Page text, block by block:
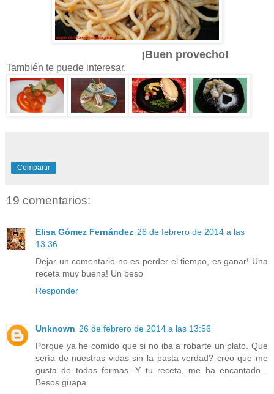
¡Buen provecho!
También te puede interesar.
Compartir
19 comentarios:
Elisa Gómez Fernández 26 de febrero de 2014 a las
13:36
Dejar un comentario no es perder el tiempo, es ganar! Una
receta muy buena! Un beso
Responder
Unknown 26 de febrero de 2014 a las 13:56
Porque ya he comido que si no iba a robarte un plato. Que
sería de nuestras vidas sin la pasta verdad? creo que me
gusta de todas formas. Y tu receta, me ha encantado...
Besos guapa